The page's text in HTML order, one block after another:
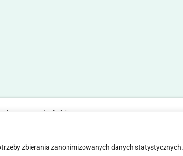
zbierania zanonimizowanych danych statystycznych.
Lużyńskiego